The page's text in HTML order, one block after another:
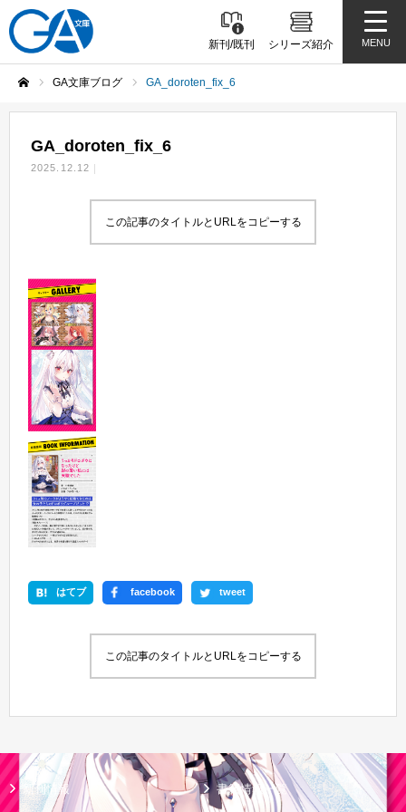
新刊/既刊 シリーズ紹介 MENU
GA文庫ブログ GA_doroten_fix_6
GA_doroten_fix_6
2025.12.12
この記事のタイトルとURLをコピーする
はてブ facebook tweet
この記事のタイトルとURLをコピーする
新刊情報 書籍情報一覧